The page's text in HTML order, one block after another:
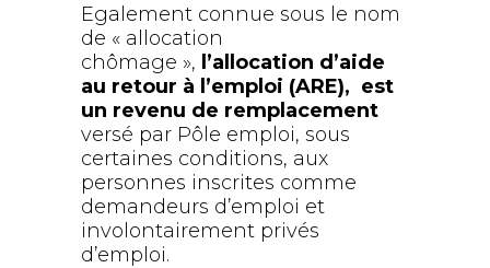
Egalement connue sous le nom
de « allocation
chômage », l’allocation d’aide
au retour à l’emploi (ARE), est
un revenu de remplacement
versé par Pôle emploi, sous
certaines conditions, aux
personnes inscrites comme
demandeurs d’emploi et
involontairement privés
d’emploi.